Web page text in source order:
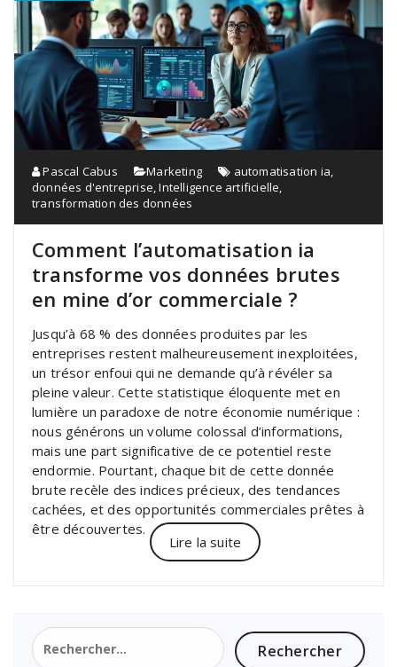
Pascal Cabus Marketing automatisation ia,
données d'entreprise,Intelligence artificielle,
transformation des données
Comment l’automatisation ia
transforme vos données brutes
en mine d’or commerciale ?
Jusqu’à 68 % des données produites par les
entreprises restent malheureusement inexploitées,
un trésor enfoui qui ne demande qu’à révéler sa
pleine valeur. Cette statistique éloquente met en
lumière un paradoxe de notre économie numérique :
nous générons un volume colossal d’informations,
mais une part significative de ce potentiel reste
endormie. Pourtant, chaque bit de cette donnée
brute recèle des indices précieux, des tendances
cachées, et des opportunités commerciales prêtes à
être découvertes.
Lire la suite
Rechercher :